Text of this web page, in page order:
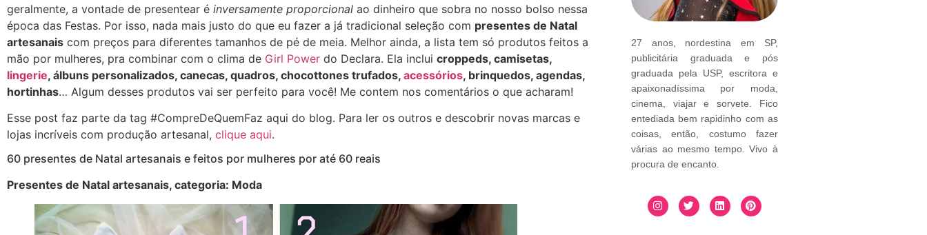
geralmente, a vontade de presentear é inversamente proporcional ao dinheiro que sobra no nosso bolso nessa
época das Festas. Por isso, nada mais justo do que eu fazer a já tradicional seleção com presentes de Natal
artesanais com preços para diferentes tamanhos de pé de meia. Melhor ainda, a lista tem só produtos feitos a
mão por mulheres, pra combinar com o clima de Girl Power do Declara. Ela inclui croppeds, camisetas,
lingerie, álbuns personalizados, canecas, quadros, chocottones trufados, acessórios, brinquedos, agendas,
hortinhas… Algum desses produtos vai ser perfeito para você! Me contem nos comentários o que acharam!
Esse post faz parte da tag #CompreDeQuemFaz aqui do blog. Para ler os outros e descobrir novas marcas e
lojas incríveis com produção artesanal, clique aqui.
60 presentes de Natal artesanais e feitos por mulheres por até 60 reais
Presentes de Natal artesanais, categoria: Moda
27 anos, nordestina em SP,
publicitária graduada e pós
graduada pela USP, escritora e
apaixonadíssima por moda,
cinema, viajar e sorvete. Fico
entediada bem rapidinho com as
coisas, então, costumo fazer
várias ao mesmo tempo. Vivo à
procura de encanto.